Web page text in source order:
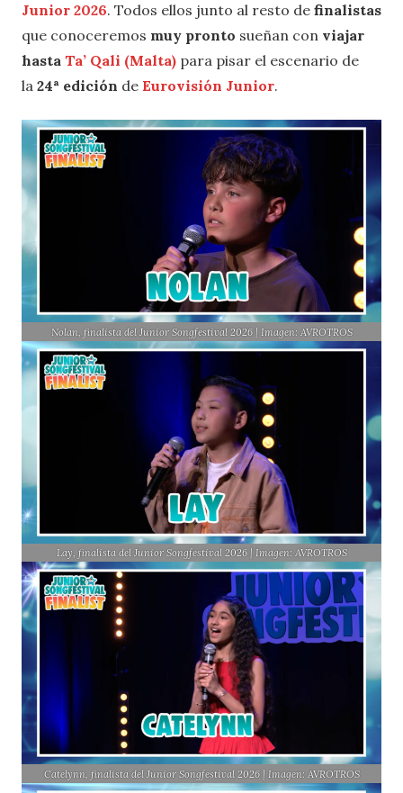
Junior 2026. Todos ellos junto al resto de finalistas
que conoceremos muy pronto sueñan con viajar
hasta Ta’ Qali (Malta) para pisar el escenario de
la 24ª edición de Eurovisión Junior.
Nolan, finalista del Junior Songfestival 2026 | Imagen: AVROTROS
Lay, finalista del Junior Songfestival 2026 | Imagen: AVROTROS
Catelynn, finalista del Junior Songfestival 2026 | Imagen: AVROTROS